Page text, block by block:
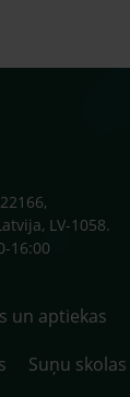
LV-1058.
16:00
un aptiekas
Suņu skolas